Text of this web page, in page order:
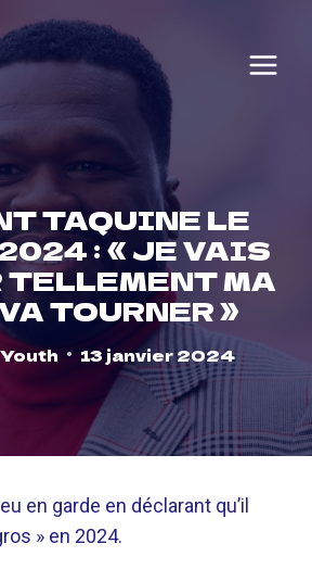
TAQUINE LE
: « JE VAIS
TELLEMENT MA
TOURNER »
13 janvier 2024
en garde en déclarant qu’il
» en 2024.